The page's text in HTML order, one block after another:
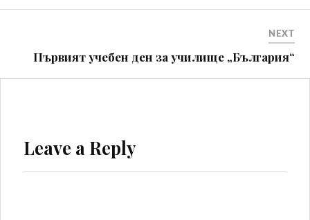
NEXT
Първият учебен ден за училище „България“
Leave a Reply